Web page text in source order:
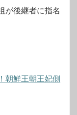
が後継者に指名
朝鮮王朝王妃側